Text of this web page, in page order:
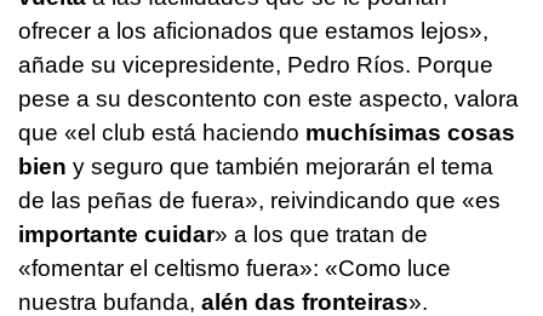
ofrecer a los aficionados que estamos lejos»,
añade su vicepresidente, Pedro Ríos. Porque
pese a su descontento con este aspecto, valora
que «el club está haciendo muchísimas cosas
bien y seguro que también mejorarán el tema
de las peñas de fuera», reivindicando que «es
importante cuidar» a los que tratan de
«fomentar el celtismo fuera»: «Como luce
nuestra bufanda, alén das fronteiras».